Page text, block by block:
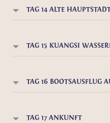
TAG 14 ALTE
TAG 15 KUANGSI
TAG 16 BOOTSAUSFLUG
TAG 17 ANKUNFT